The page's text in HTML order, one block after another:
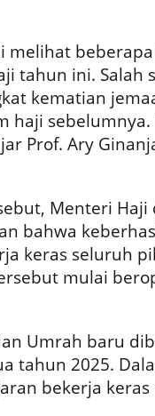
melihat
tahun ini. Salah
kematian
haji
Prof. Ary
Menteri
bahwa
keras seluruh
mulai
Umrah baru
tahun 2025.
bekerja